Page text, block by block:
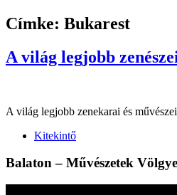
Címke: Bukarest
A világ legjobb
A világ legjobb zenekarai és
Kitekintő
Balaton – Művészetek Völgye